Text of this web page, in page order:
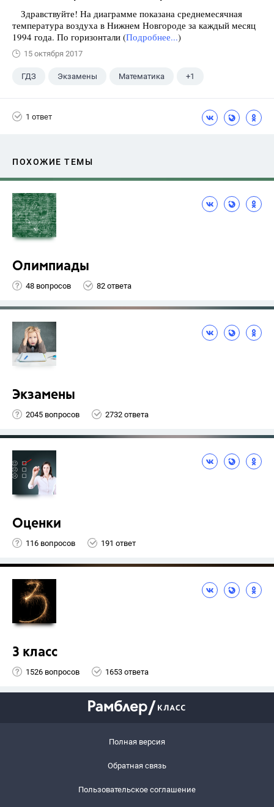
Здравствуйте! На диаграмме показана среднемесячная
температура воздуха в Нижнем Новгороде за каждый месяц
1994 года. По горизонтали (Подробнее...)
15 октября 2017
ГДЗ Экзамены Математика +1
1 ответ
ПОХОЖИЕ ТЕМЫ
Олимпиады
48 вопросов 82 ответа
Экзамены
2045 вопросов 2732 ответа
Оценки
116 вопросов 191 ответ
3 класс
1526 вопросов 1653 ответа
Полная версия
Обратная связь
Пользовательское соглашение